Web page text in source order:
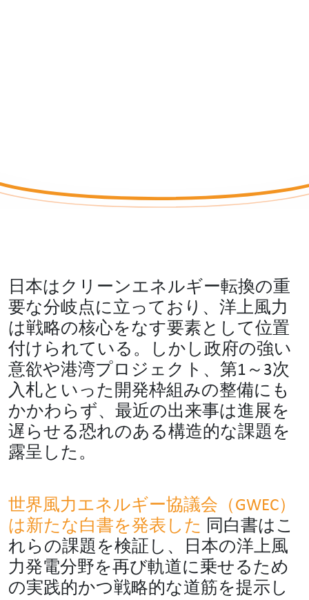
日本はクリーンエネルギー転換の重
要な分岐点に立っており、洋上風力
は戦略の核心をなす要素として位置
付けられている。しかし政府の強い
意欲や港湾プロジェクト、第1～3次
入札といった開発枠組みの整備にも
かかわらず、最近の出来事は進展を
遅らせる恐れのある構造的な課題を
露呈した。
世界風力エネルギー協議会（GWEC）
は新たな白書を発表した
同白書はこ
れらの課題を検証し、日本の洋上風
力発電分野を再び軌道に乗せるため
の実践的かつ戦略的な道筋を提示し